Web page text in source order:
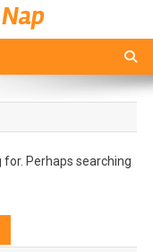
for. Perhaps searching